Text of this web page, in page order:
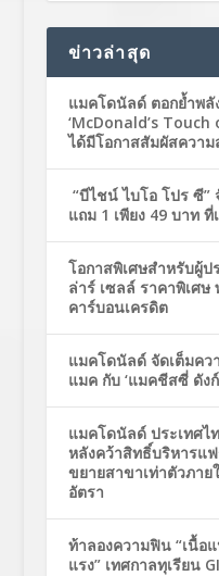
ข่าวล่าสุด
แมคโดนัลด์ ตอกย้ำพ
‘McDonald’s
ได้มีโอกาสสัมผัสควา
“บีไชน์ ไบโอ โปร ซี
แถม 1 เพียง 49 บาท ที่
โอกาสพิเศษสำหรับผู้
ล่าร์ เซลล์ ราคาพิเศษ
คาร์บอนเครดิต
แมคโดนัลด์ จัดเต็มคว
แมค กับ ‘แมคชีสซี่ ดัง
แมคโดนัลด์ ประเทศไ
หลังคว้าสิทธิ์บริหารแ
ขยายสาขาเท่าตัวภาย
อัตรา
ท้าลองความฟิน “เนื้อ
แรง” เทศกาลทุเรียน